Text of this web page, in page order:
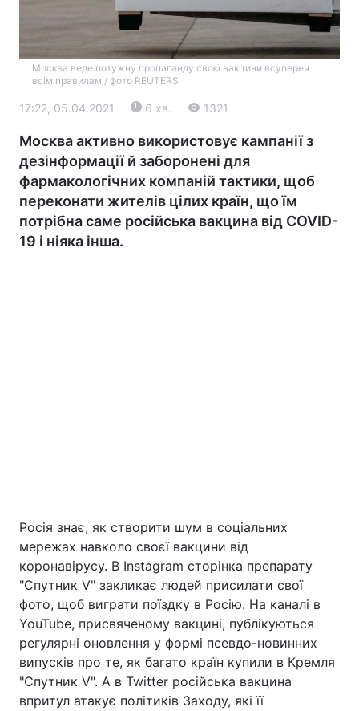
Головна Війна
Україна Політика
Економіка
Техно і зв'язок Лайт
Зброя Інциденти
Здоров'я Туризм
Цікавинки Погода
Москва веде потужну пропаганду своєї вакцини всупереч
всім правилам / фото REUTERS
17:22, 05.04.2021 6 хв. 1321
Москва активно використовує кампанії з
дезінформації й заборонені для
фармакологічних компаній тактики, щоб
переконати жителів цілих країн, що їм
потрібна саме російська вакцина від COVID-
19 і ніяка інша.
Росія знає, як створити шум в соціальних
мережах навколо своєї вакцини від
коронавірусу. В Instagram сторінка препарату
"Спутник V" закликає людей присилати свої
фото, щоб виграти поїздку в Росію. На каналі в
YouTube, присвяченому вакцині, публікуються
регулярні оновлення у формі псевдо-новинних
випусків про те, як багато країн купили в Кремля
"Спутник V". А в Twitter російська вакцина
впритул атакує політиків Заходу, які її